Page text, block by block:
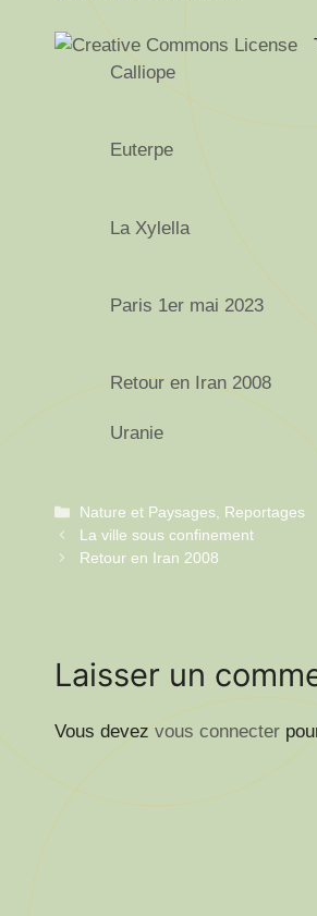
Calliope
Euterpe
La Xylella
Paris 1er mai 2023
Retour en Iran 2008
Uranie
Catégories
Nature et Paysages, Reportages
La ville sous confinement
Retour en Iran 2008
Laisser un
Vous devez vous connecter